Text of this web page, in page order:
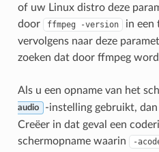
of uw Linux distro deze
door
ffmpeg -version
in een
vervolgens naar deze
zoeken dat door ffmpeg
Als u een opname van het
audio
-instelling gebruikt,
Creëer in dat geval een
schermopname waarin
-